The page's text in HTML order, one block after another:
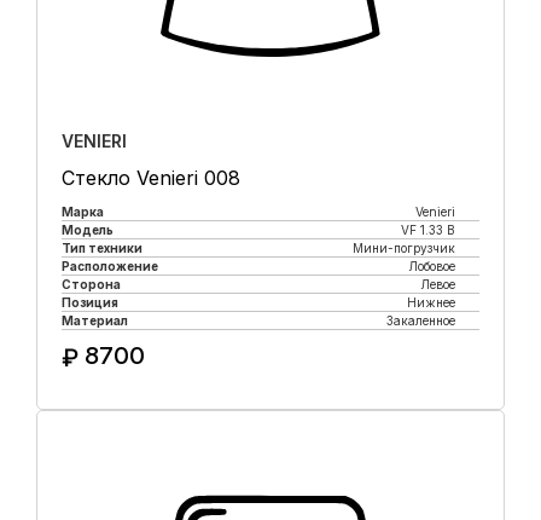
VENIERI
Стекло Venieri 008
Марка
Venieri
Модель
VF 1.33 B
Тип техники
Мини-погрузчик
Расположение
Лобовое
Сторона
Левое
Позиция
Нижнее
Материал
Закаленное
₽ 8700